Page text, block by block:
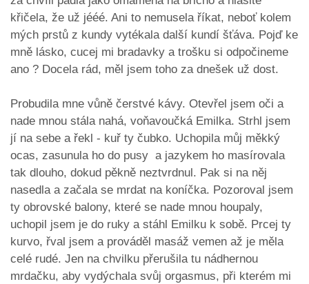
křičela, že už jééé. Ani to nemusela říkat, neboť kolem
mých prstů z kundy vytékala další kundí šťáva. Pojď ke
mně lásko, cucej mi bradavky a trošku si odpočineme
ano ? Docela rád, měl jsem toho za dnešek už dost.
Probudila mne vůně čerstvé kávy. Otevřel jsem oči a
nade mnou stála nahá, voňavoučká Emilka. Strhl jsem
jí na sebe a řekl - kuř ty čubko. Uchopila můj měkký
ocas, zasunula ho do pusy a jazykem ho masírovala
tak dlouho, dokud pěkně neztvrdnul. Pak si na něj
nasedla a začala se mrdat na koníčka. Pozoroval jsem
ty obrovské balony, které se nade mnou houpaly,
uchopil jsem je do ruky a stáhl Emilku k sobě. Prcej ty
kurvo, řval jsem a prováděl masáž vemen až je měla
celé rudé. Jen na chvilku přerušila tu nádhernou
mrdačku, aby vydýchala svůj orgasmus, při kterém mi